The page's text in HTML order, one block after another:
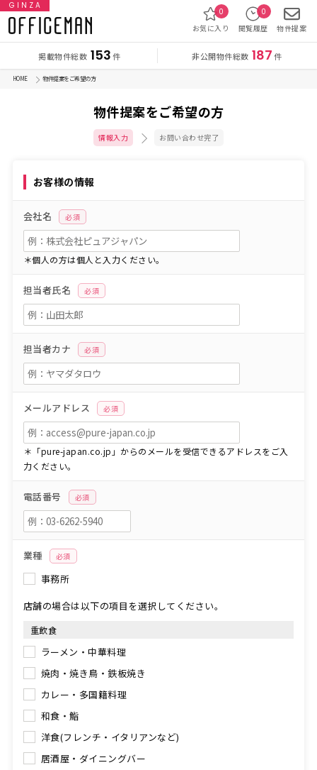
GINZA
掲載物件総数 153件 非公開物件総数 187 件
お気に入り
0
閲覧履歴
0
物件提案
HOME 物件提案をご希望の方
物件提案をご希望の方
情報入力 お問い合わせ完了
お客様の情報
会社名 必須
＊個人の方は個人と入力ください。
担当者氏名 必須
担当者カナ 必須
メールアドレス 必須
＊「pure-japan.co.jp」からのメールを受信できるアドレスをご入
力ください。
電話番号 必須
業種 必須
事務所
店舗の場合は以下の項目を選択してください。
重飲食
ラーメン・中華料理
焼肉・焼き鳥・鉄板焼き
カレー・多国籍料理
和食・鮨
洋食(フレンチ・イタリアンなど)
居酒屋・ダイニングバー